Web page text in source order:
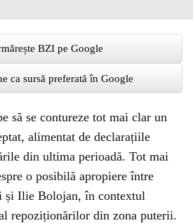
BZI pe Google
ca sursă preferată în Google
să se contureze tot mai clar un
alimentat de declarațiile
din ultima perioadă. Tot mai
o posibilă apropiere între
și Ilie Bolojan, în contextul
repoziționărilor din zona puterii.